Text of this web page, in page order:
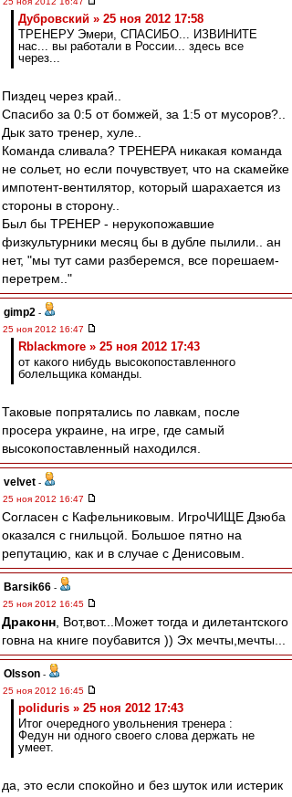
Дубровский » 25 ноя 2012 17:58
ТРЕНЕРУ Эмери, СПАСИБО... ИЗВИНИТЕ
нас... вы работали в России... здесь все
через...
Пиздец через край..
Спасибо за 0:5 от бомжей, за 1:5 от мусоров?..
Дык зато тренер, хуле..
Команда сливала? ТРЕНЕРА никакая команда
не сольет, но если почувствует, что на скамейке
импотент-вентилятор, который шарахается из
стороны в сторону..
Был бы ТРЕНЕР - нерукопожавшие
физкультурники месяц бы в дубле пылили.. ан
нет, "мы тут сами разберемся, все порешаем-
перетрем.."
gimp2 -
25 ноя 2012 16:47
Rblackmore » 25 ноя 2012 17:43
от какого нибудь высокопоставленного
болельщика команды.
Таковые попрятались по лавкам, после
просера украине, на игре, где самый
высокопоставленный находился.
velvet -
25 ноя 2012 16:47
Согласен с Кафельниковым. ИгроЧИЩЕ Дзюба
оказался с гнильцой. Большое пятно на
репутацию, как и в случае с Денисовым.
Barsik66 -
25 ноя 2012 16:45
Драконн , Вот,вот...Может тогда и дилетантского
говна на книге поубавится )) Эх мечты,мечты...
Olsson -
25 ноя 2012 16:45
poliduris » 25 ноя 2012 17:43
Итог очередного увольнения тренера :
Федун ни одного своего слова держать не
умеет.
да, это если спокойно и без шуток или истерик